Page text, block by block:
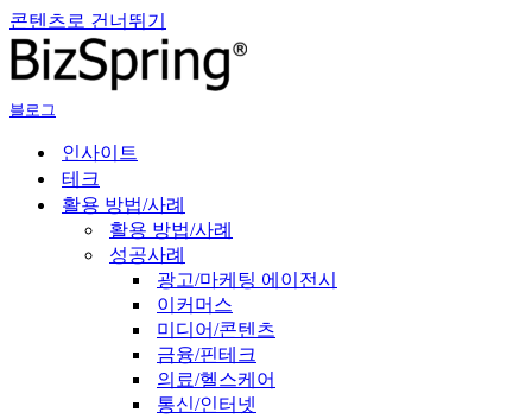
콘텐츠로 건너뛰기
블로그
인사이트
테크
활용 방법/사례
활용 방법/사례
성공사례
광고/마케팅 에이전시
이커머스
미디어/콘텐츠
금융/핀테크
의료/헬스케어
통신/인터넷